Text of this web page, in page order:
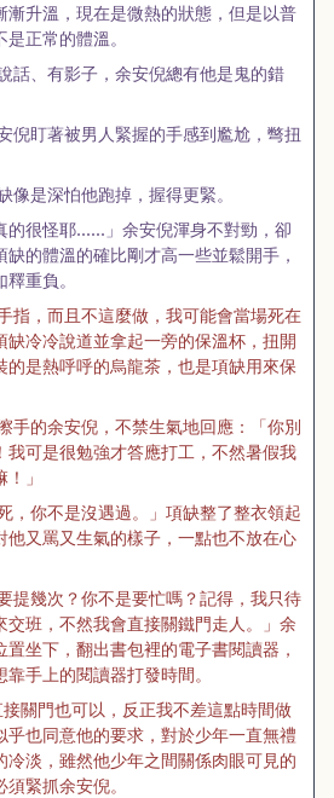
漸升溫，現在是微熱的狀態，但是以普
正常的體溫。
話、有影子，余安倪總有他是鬼的錯
倪盯著被男人緊握的手感到尷尬，彆扭
像是深怕他跑掉，握得更緊。
的很怪耶……」余安倪渾身不對勁，卻
的體溫的確比剛才高一些並鬆開手，
重負。
指，而且不這麼做，我可能會當場死在
冷冷說道並拿起一旁的保溫杯，扭開
的是熱呼呼的烏龍茶，也是項缺用來保
手的余安倪，不禁生氣地回應：「你別
我可是很勉強才答應打工，不然暑假我
」
，你不是沒遇過。」項缺整了整衣領起
他又罵又生氣的樣子，一點也不放在心
提幾次？你不是要忙嗎？記得，我只待
班，不然我會直接關鐵門走人。」余
坐下，翻出書包裡的電子書閱讀器，
手上的閱讀器打發時間。
關門也可以，反正我不差這點時間做
也同意他的要求，對於少年一直無禮
冷淡，雖然他少年之間關係肉眼可見的
緊抓余安倪。